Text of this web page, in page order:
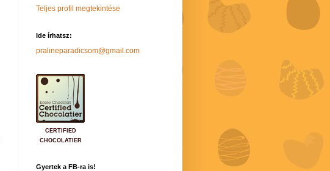
Teljes profil megtekintése
Ide írhatsz:
pralineparadicsom@gmail.com
CERTIFIED
CHOCOLATIER
Gyertek a FB-ra is!